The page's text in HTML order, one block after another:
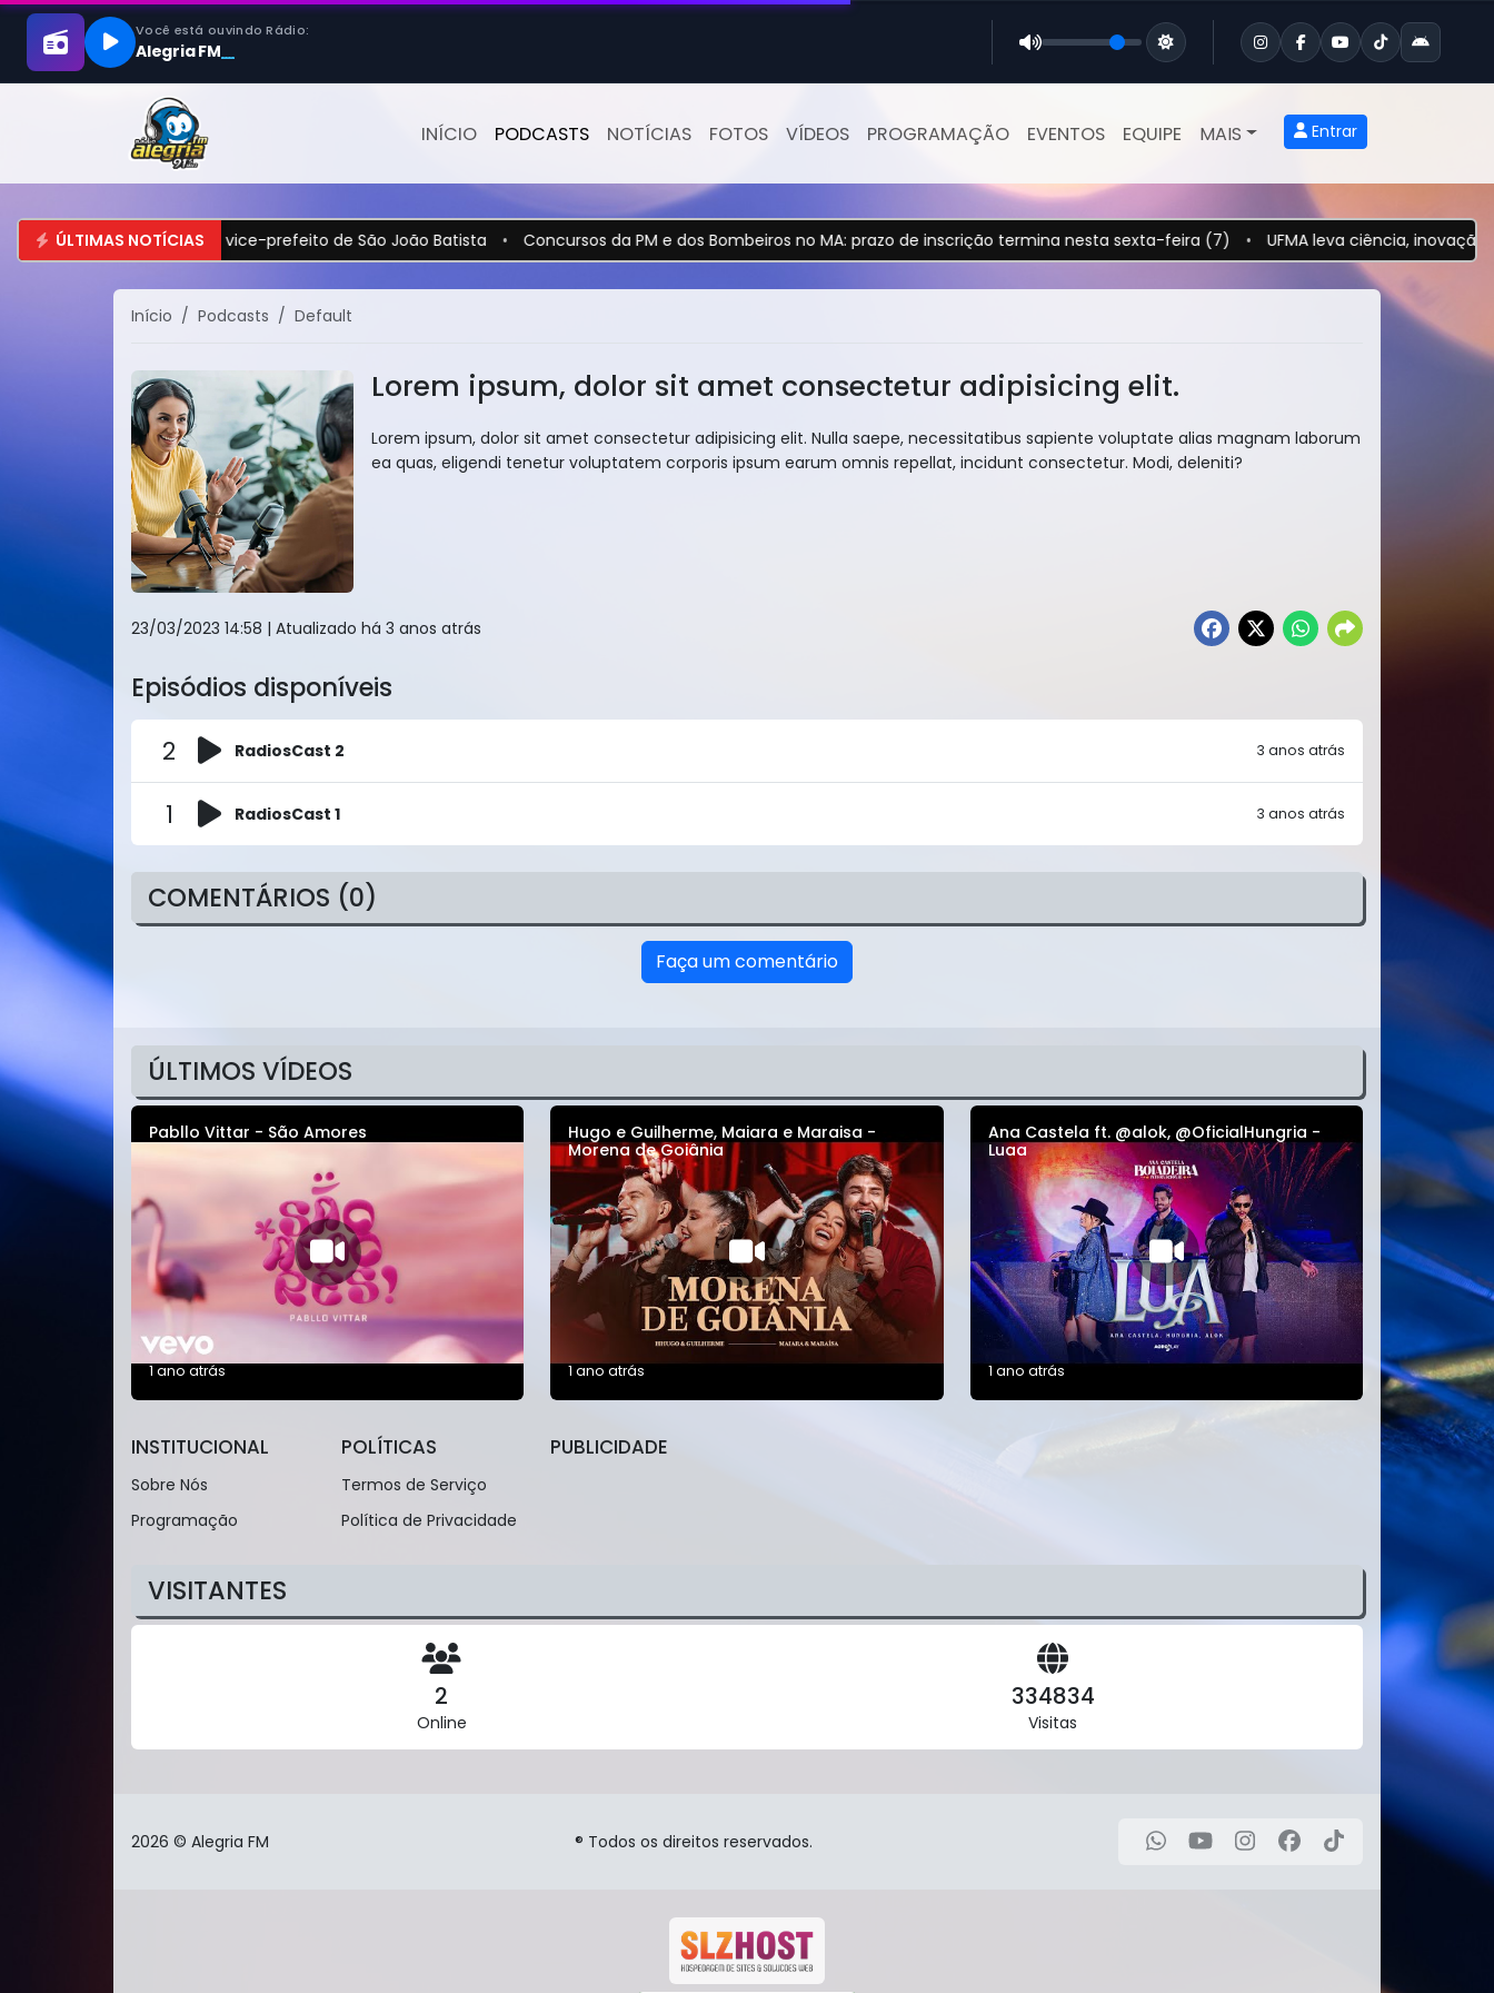
INÍCIO PODCASTS NOTÍCIAS FOTOS VÍDEOS PROGRAMAÇÃO EVENTOS EQUIPE MAIS Entrar
ÚLTIMAS NOTÍCIAS
do prefeito e do vice-prefeito de São João Batista • Concursos da PM e dos Bombeiros no MA: prazo de inscrição termina nesta sexta-feira (7) • UFMA leva ciência, inovação e
Início Podcasts Default
Lorem ipsum, dolor sit amet consectetur adipisicing elit.
Lorem ipsum, dolor sit amet consectetur adipisicing elit. Nulla saepe, necessitatibus sapiente voluptate alias magnam laborum
ea quas, eligendi tenetur voluptatem corporis ipsum earum omnis repellat, incidunt consectetur. Modi, deleniti?
23/03/2023 14:58 | Atualizado há 3 anos atrás
Episódios disponíveis
2 RadiosCast 2 3 anos atrás
1 RadiosCast 1 3 anos atrás
COMENTÁRIOS (0)
Faça um comentário
ÚLTIMOS VÍDEOS
Pabllo Vittar - São Amores
1 ano atrás
Hugo e Guilherme, Maiara e Maraisa -
Morena de Goiânia
1 ano atrás
Ana Castela ft. @alok, @OficialHungria -
Luaa
1 ano atrás
INSTITUCIONAL
Sobre Nós
Programação
POLÍTICAS
Termos de Serviço
Política de Privacidade
PUBLICIDADE
VISITANTES
2
Online
334834
Visitas
2026 © Alegria FM ® Todos os direitos reservados.